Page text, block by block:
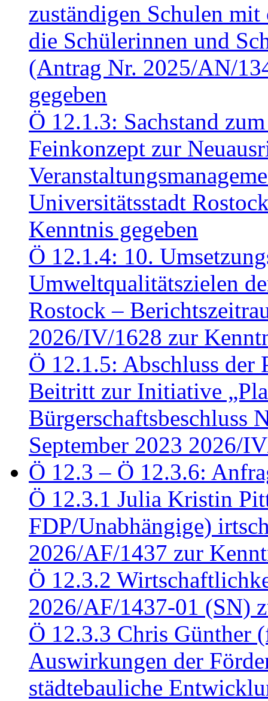
zuständigen Schulen
die Schülerinnen und
(Antrag Nr. 2025/AN/
gegeben
Ö 12.1.3: Sachstand
Feinkonzept zur
Universitätsstadt
Kenntnis gegeben
Ö 12.1.4: 10.
Umweltqualitätszielen
Rostock –
2026/IV/1628 zur
Ö 12.1.5: Abschluss der
Beitritt zur Initiative
Bürgerschaftsbeschluss
September 2023 2026/
Ö 12.3 – Ö 12.3.6:
Ö 12.3.1 Julia Kristin
FDP/Unabhängige)
2026/AF/1437 zur
Ö 12.3.2
2026/AF/1437-01 (SN)
Ö 12.3.3 Chris Günther
Auswirkungen der
städtebauliche